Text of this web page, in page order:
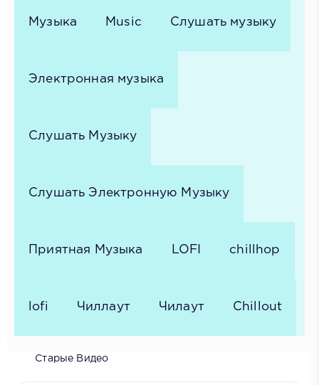
Музыка Music Слушать музыку
Электронная музыка
Слушать Музыку
Слушать Электронную Музыку
Приятная Музыка LOFI chillhop
lofi Чиллаут Чилаут Chillout
Старые Видео